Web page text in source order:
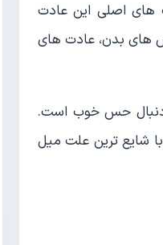
های اصلی این عادت
های بدن، عادت های
دنبال حس خوب است.
شایع ترین علت میل